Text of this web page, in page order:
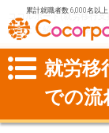
累計就職者数 6,000名以上
ココルポート(就労移行
サービス紹介
就労移
就労移
での流